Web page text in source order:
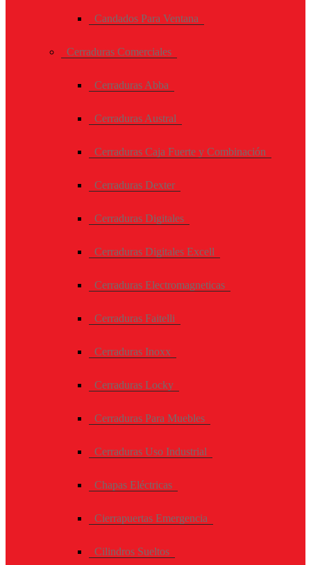
Candados Para Ventana
Cerraduras Comerciales
Cerraduras Abba
Cerraduras Austral
Cerraduras Caja Fuerte y Combinación
Cerraduras Dexter
Cerraduras Digitales
Cerraduras Digitales Excell
Cerraduras Electromagneticas
Cerraduras Faitelli
Cerraduras Inoxx
Cerraduras Locky
Cerraduras Para Muebles
Cerraduras Uso Industrial
Chapas Eléctricas
Cierrapuertas Emergencia
Cilindros Sueltos